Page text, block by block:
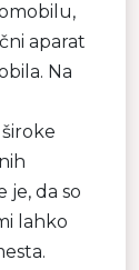
aparat
Na
je, da so
lahko